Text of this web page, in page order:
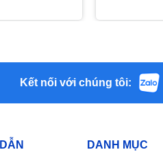
Kết nối với chúng tôi:
DANH MỤC